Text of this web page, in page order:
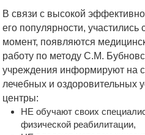
В связи с высокой
его популярности,
момент, появляются
работу по методу С.М.
учреждения информируют на
лечебных и оздоровительных
центры:
НЕ обучают своих
физической реабилитации,